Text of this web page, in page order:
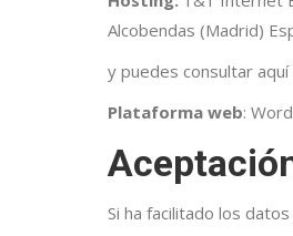
Alcobendas (Madrid)
y puedes consultar aquí
Plataforma web:
Si ha facilitado los
Necesarias
cookies no
opcionales.